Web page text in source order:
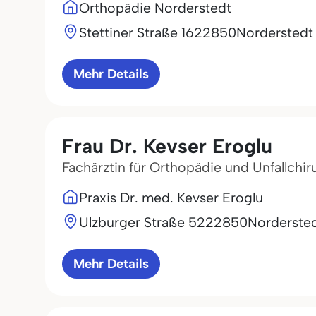
Orthopädie Norderstedt
Stettiner Straße 1622850Norderstedt
Mehr Details
Frau Dr. Kevser Eroglu
Fachärztin für Orthopädie und
Praxis Dr. med. Kevser Eroglu
Ulzburger Straße 5222850
Mehr Details